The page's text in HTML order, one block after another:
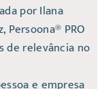
por Ilana
Persoona® PRO
de relevância no
e empresa